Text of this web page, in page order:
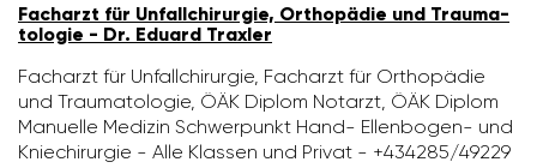
Fach­arzt für Unfall­chir­urgie, Ortho­pädie und Trau­ma­
to­logie - Dr. Eduard Traxler
Fach­arzt für Unfall­chir­urgie, Fach­arzt für Ortho­pädie
und Trau­ma­to­logie, ÖÄK Diplom Notarzt, ÖÄK Diplom
Manu­elle Medizin Schwer­punkt Hand- Ellen­bogen- und
Knie­chir­urgie - Alle Klassen und Privat - +434285/​49229